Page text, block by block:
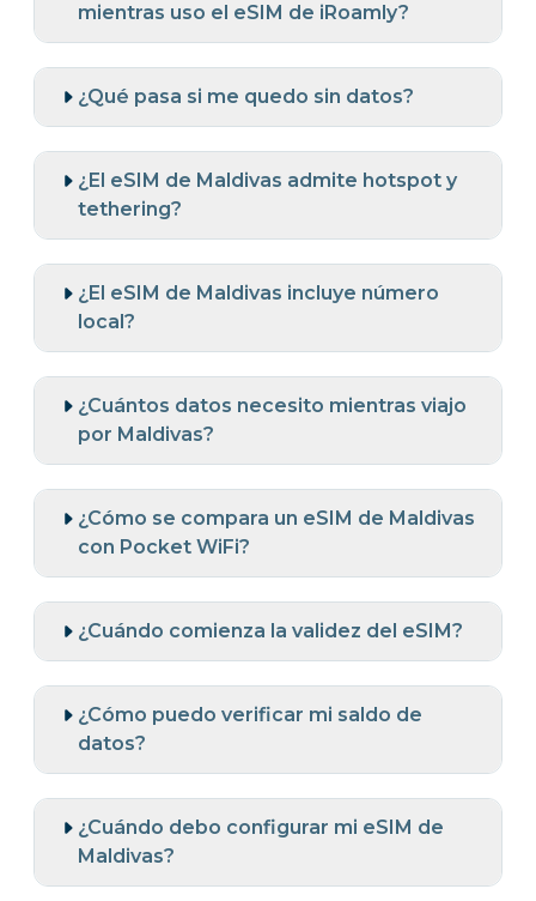
mientras uso el eSIM de iRoamly?
¿Qué pasa si me quedo sin datos?
¿El eSIM de Maldivas admite hotspot y
tethering?
¿El eSIM de Maldivas incluye número
local?
¿Cuántos datos necesito mientras viajo
por Maldivas?
¿Cómo se compara un eSIM de Maldivas
con Pocket WiFi?
¿Cuándo comienza la validez del eSIM?
¿Cómo puedo verificar mi saldo de
datos?
¿Cuándo debo configurar mi eSIM de
Maldivas?